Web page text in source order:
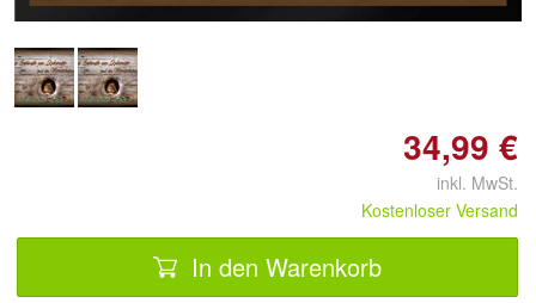
34,99 €
inkl. MwSt.
Kostenloser Versand
In den Warenkorb